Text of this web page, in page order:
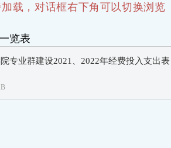
载，对话框右下角可以切换浏览
览表